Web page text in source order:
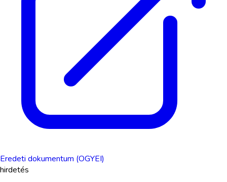
Eredeti dokumentum (OGYEI)
hirdetés